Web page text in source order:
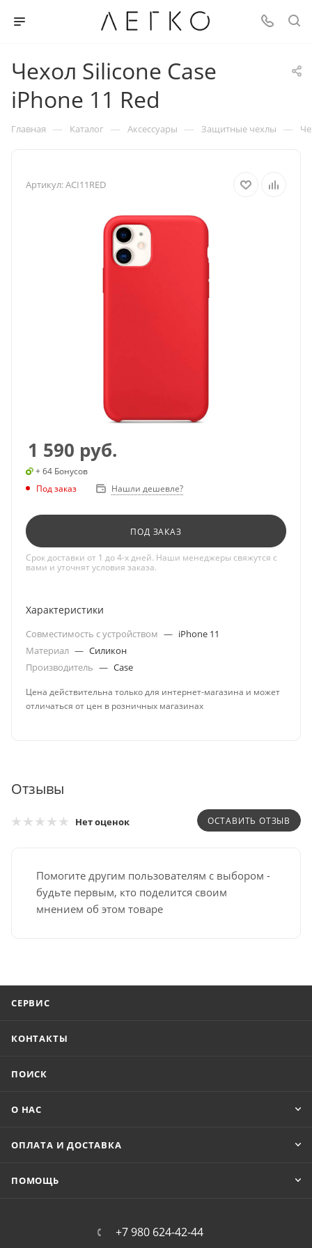
Чехол Silicone Case
iPhone 11 Red
Главная — Каталог — Аксессуары — Защитные чехлы —
Артикул:ACI11RED
1 590 руб.
+ 64 Бонусов
Под заказ
Нашли дешевле?
ПОД ЗАКАЗ
Срок доставки от 1 до 4-х дней. Наши менеджеры свяжутся с
вами и уточнят условия заказа.
Характеристики
Совместимость с устройством — iPhone 11
Материал — Силикон
Производитель — Case
Цена действительна только для интернет-магазина и может
отличаться от цен в розничных магазинах
Отзывы
Нет оценок ОСТАВИТЬ ОТЗЫВ
Помогите другим пользователям с выбором -
будьте первым, кто поделится своим
мнением об этом товаре
СЕРВИС
КОНТАКТЫ
ПОИСК
О НАС
ОПЛАТА И ДОСТАВКА
ПОМОЩЬ
+7 980 624-42-44